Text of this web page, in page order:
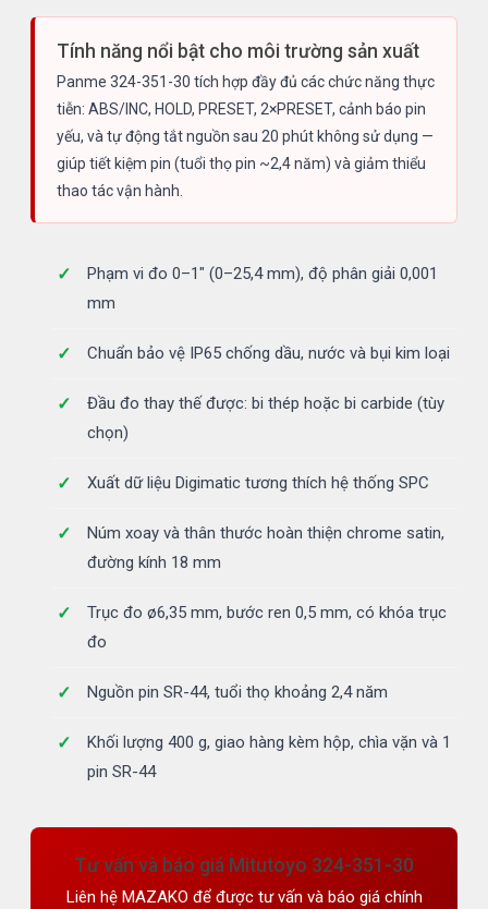
Tính năng nổi bật cho môi trường sản xuất
Panme 324-351-30 tích hợp đầy đủ các chức năng thực
tiễn: ABS/INC, HOLD, PRESET, 2×PRESET, cảnh báo pin
yếu, và tự động tắt nguồn sau 20 phút không sử dụng —
giúp tiết kiệm pin (tuổi thọ pin ~2,4 năm) và giảm thiểu
thao tác vận hành.
Phạm vi đo 0–1" (0–25,4 mm), độ phân giải 0,001
mm
Chuẩn bảo vệ IP65 chống dầu, nước và bụi kim loại
Đầu đo thay thế được: bi thép hoặc bi carbide (tùy
chọn)
Xuất dữ liệu Digimatic tương thích hệ thống SPC
Núm xoay và thân thước hoàn thiện chrome satin,
đường kính 18 mm
Trục đo ø6,35 mm, bước ren 0,5 mm, có khóa trục
đo
Nguồn pin SR-44, tuổi thọ khoảng 2,4 năm
Khối lượng 400 g, giao hàng kèm hộp, chìa vặn và 1
pin SR-44
Tư vấn và báo giá Mitutoyo 324-351-30
Liên hệ MAZAKO để được tư vấn và báo giá chính